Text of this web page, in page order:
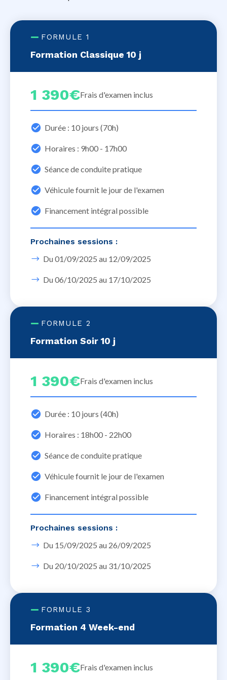
FORMULE 1
Formation Classique 10 j
1 390€Frais d'examen inclus
Durée : 10 jours (70h)
Horaires : 9h00 - 17h00
Séance de conduite pratique
Véhicule fournit le jour de l'examen
Financement intégral possible
Prochaines sessions :
Du 01/09/2025 au 12/09/2025
Du 06/10/2025 au 17/10/2025
FORMULE 2
Formation Soir 10 j
1 390€Frais d'examen inclus
Durée : 10 jours (40h)
Horaires : 18h00 - 22h00
Séance de conduite pratique
Véhicule fournit le jour de l'examen
Financement intégral possible
Prochaines sessions :
Du 15/09/2025 au 26/09/2025
Du 20/10/2025 au 31/10/2025
FORMULE 3
Formation 4 Week-end
1 390€Frais d'examen inclus